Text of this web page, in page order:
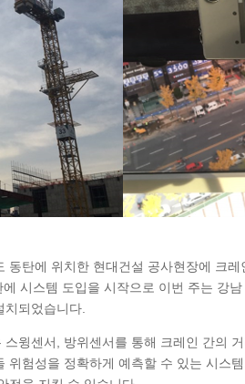
동탄에 위치한 현대건설 공사현장에 크
시스템 도입을 시작으로 이번 주는 강
치되었습니다.
윙센서, 방위센서를 통해 크레인 간의
위험성을 정확하게 예측할 수 있는 시스